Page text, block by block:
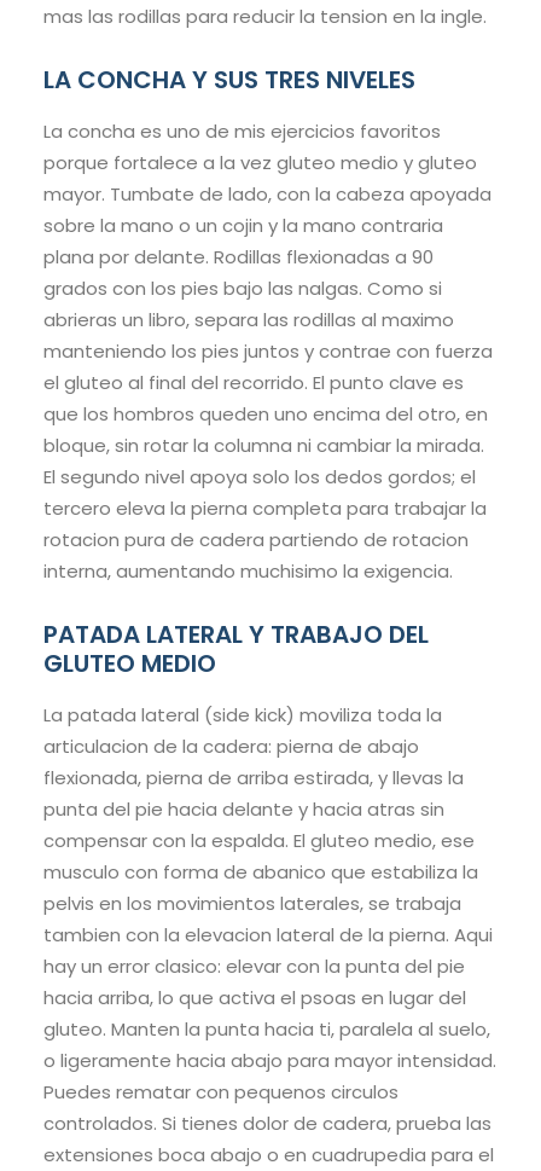
mas las rodillas para reducir la tension en la ingle.
LA CONCHA Y SUS TRES NIVELES
La concha es uno de mis ejercicios favoritos
porque fortalece a la vez gluteo medio y gluteo
mayor. Tumbate de lado, con la cabeza apoyada
sobre la mano o un cojin y la mano contraria
plana por delante. Rodillas flexionadas a 90
grados con los pies bajo las nalgas. Como si
abrieras un libro, separa las rodillas al maximo
manteniendo los pies juntos y contrae con fuerza
el gluteo al final del recorrido. El punto clave es
que los hombros queden uno encima del otro, en
bloque, sin rotar la columna ni cambiar la mirada.
El segundo nivel apoya solo los dedos gordos; el
tercero eleva la pierna completa para trabajar la
rotacion pura de cadera partiendo de rotacion
interna, aumentando muchisimo la exigencia.
PATADA LATERAL Y TRABAJO DEL
GLUTEO MEDIO
La patada lateral (side kick) moviliza toda la
articulacion de la cadera: pierna de abajo
flexionada, pierna de arriba estirada, y llevas la
punta del pie hacia delante y hacia atras sin
compensar con la espalda. El gluteo medio, ese
musculo con forma de abanico que estabiliza la
pelvis en los movimientos laterales, se trabaja
tambien con la elevacion lateral de la pierna. Aqui
hay un error clasico: elevar con la punta del pie
hacia arriba, lo que activa el psoas en lugar del
gluteo. Manten la punta hacia ti, paralela al suelo,
o ligeramente hacia abajo para mayor intensidad.
Puedes rematar con pequenos circulos
controlados. Si tienes dolor de cadera, prueba las
extensiones boca abajo o en cuadrupedia para el